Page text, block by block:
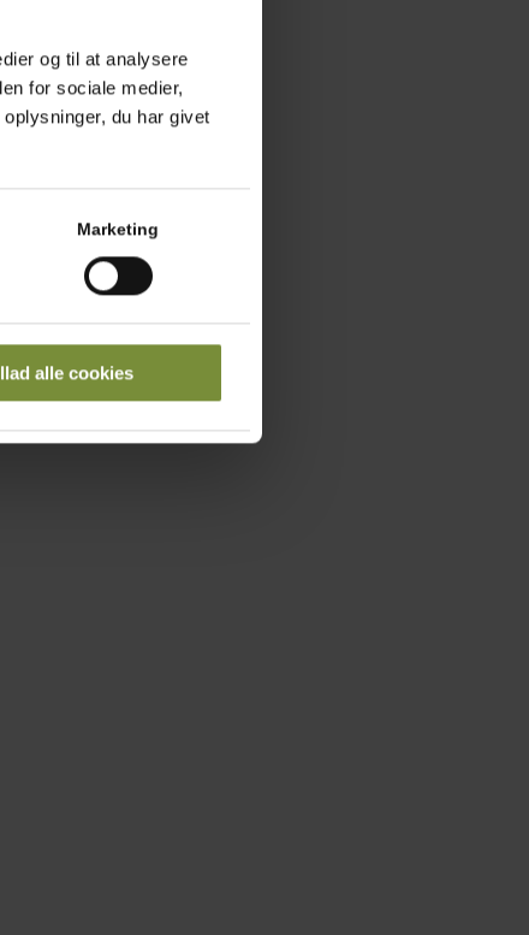
og til at analysere
for sociale medier,
du har givet
Marketing
alle cookies
peber.
og fordel kylling,
ved siden af.